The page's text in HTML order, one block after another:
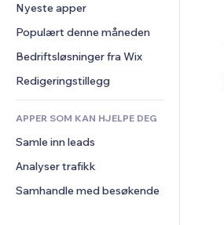
Dropshipping
Priser og abonnement
Folkefinansiering
Mat og drikke
PDF
Fildeling
Nyheter
Bildeeffekter
Knapper og menyer
Bannere og merker
Kalkulatorer
Søk
Vær
Diagrammer og tabeller
Chat
Kommentarer
Telefon
Samfunn
Anmeldelser og
Nyeste apper
Populært denne måneden
Bedriftsløsninger fra Wix
Redigeringstillegg
APPER SOM KAN HJELPE DEG
Samle inn leads
Analyser trafikk
Samhandle med besøkende